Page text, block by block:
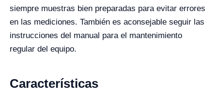
siempre muestras bien preparadas para evitar errores
en las mediciones. También es aconsejable seguir las
instrucciones del manual para el mantenimiento
regular del equipo.
Características